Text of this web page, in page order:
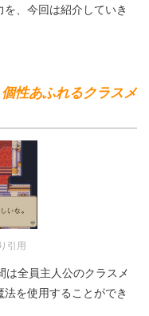
、今回は紹介していき
性あふれるクラスメ
引用
全員主人公のクラスメ
を使用することができ